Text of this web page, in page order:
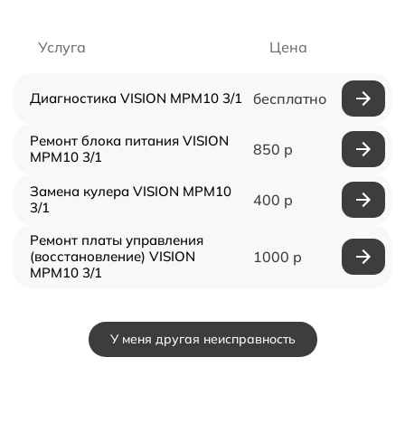
Услуга Цена
Диагностика VISION MPM10 3/1 бесплатно
Ремонт блока питания VISION
MPM10 3/1
850 р
Замена кулера VISION MPM10
3/1
400 р
Ремонт платы управления
(восстановление) VISION
MPM10 3/1
1000 р
У меня другая неисправность